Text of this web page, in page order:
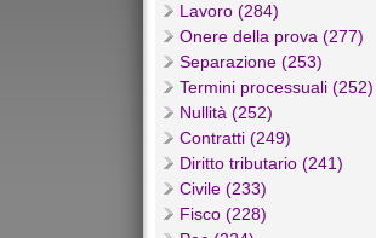
Lavoro (284)
Onere della prova (277)
Separazione (253)
Termini processuali (252)
Nullità (252)
Contratti (249)
Diritto tributario (241)
Civile (233)
Fisco (228)